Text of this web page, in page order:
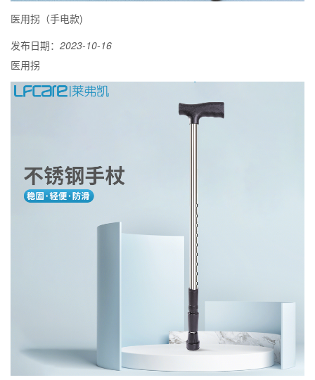
医用拐（手电款)
发布日期： 2023-10-16
医用拐